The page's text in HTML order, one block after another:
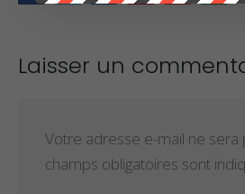
Laisser un
Votre adresse e-mail ne sera
champs obligatoires sont